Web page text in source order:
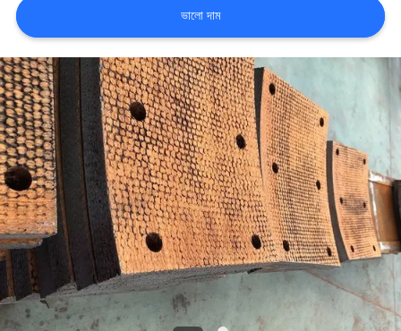
জন্য
আবেদন
সাইট
ম্যাপ
PRIVACY
POLICY
ভালো দাম